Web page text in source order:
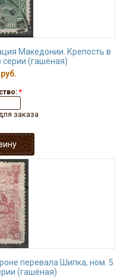
Македонии. Крепость в
серии (гашёная)
*
заказа
перевала Шипка, ном. 5
(гашёная)